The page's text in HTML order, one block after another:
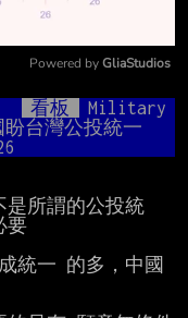
Mute
Powered by GliaStudios
看板
Military
台灣公投統一
是所謂的公投統
要
統一 的多，中國